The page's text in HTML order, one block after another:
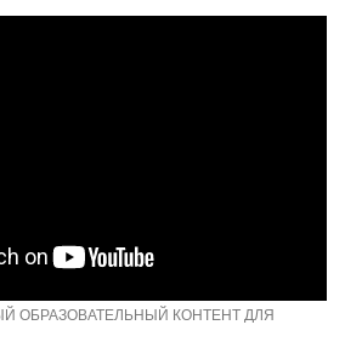
ОБРАЗОВАТЕЛЬНЫЙ КОНТЕНТ ДЛЯ